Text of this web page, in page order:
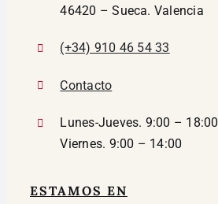
46420 – Sueca. Valencia
(+34) 910 46 54 33
Contacto
Lunes-Jueves. 9:00 – 18:00
Viernes. 9:00 – 14:00
ESTAMOS EN